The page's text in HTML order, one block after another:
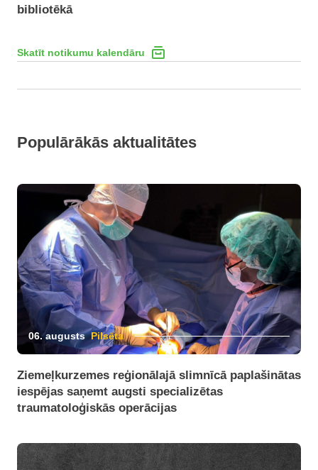
bibliotēkā
Skatīt notikumu kalendāru
Populārākās aktualitātes
06. augusts Pilsēta
Ziemeļkurzemes reģionālajā slimnīcā paplašinātas
iespējas saņemt augsti specializētas
traumatoloģiskās operācijas